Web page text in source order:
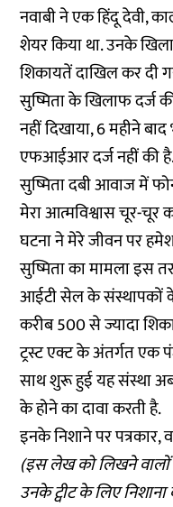
नवाबी ने एक हिंदू देवी,
शेयर किया था. उनके
शिकायतें दाखिल कर दी
सुष्मिता के खिलाफ दर्ज
नहीं दिखाया, 6 महीने
एफआईआर दर्ज नहीं की
सुष्मिता दबी आवाज में
मेरा आत्मविश्वास चूर-चूर
घटना ने मेरे जीवन पर
सुष्मिता का मामला इस
आईटी सेल के संस्थापकों
करीब 500 से ज्यादा
ट्रस्ट एक्ट के अंतर्गत एक
साथ शुरू हुई यह संस्था
के होने का दावा करती है.
इनके निशाने पर
(इस लेख को लिखने वालों
उनके ट्वीट के लिए